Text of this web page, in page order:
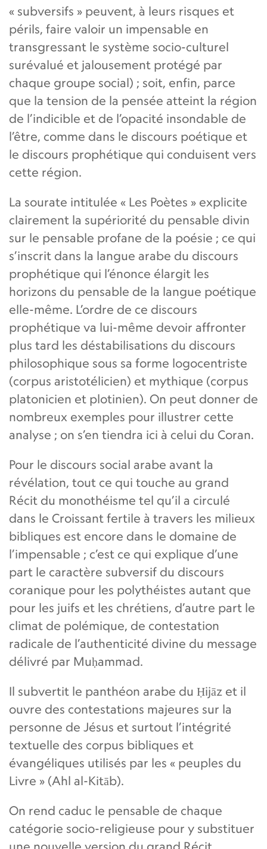
« subversifs » peuvent, à leurs risques et
périls, faire valoir un impensable en
transgressant le système socio-culturel
surévalué et jalousement protégé par
chaque groupe social) ; soit, enfin, parce
que la tension de la pensée atteint la région
de l’indicible et de l’opacité insondable de
l’être, comme dans le discours poétique et
le discours prophétique qui conduisent vers
cette région.
La sourate intitulée « Les Poètes » explicite
clairement la supériorité du pensable divin
sur le pensable profane de la poésie ; ce qui
s’inscrit dans la langue arabe du discours
prophétique qui l’énonce élargit les
horizons du pensable de la langue poétique
elle-même. L’ordre de ce discours
prophétique va lui-même devoir affronter
plus tard les déstabilisations du discours
philosophique sous sa forme logocentriste
(corpus aristotélicien) et mythique (corpus
platonicien et plotinien). On peut donner de
nombreux exemples pour illustrer cette
analyse ; on s’en tiendra ici à celui du Coran.
Pour le discours social arabe avant la
révélation, tout ce qui touche au grand
Récit du monothéisme tel qu’il a circulé
dans le Croissant fertile à travers les milieux
bibliques est encore dans le domaine de
l’impensable ; c’est ce qui explique d’une
part le caractère subversif du discours
coranique pour les polythéistes autant que
pour les juifs et les chrétiens, d’autre part le
climat de polémique, de contestation
radicale de l’authenticité divine du message
délivré par Muḥammad.
Il subvertit le panthéon arabe du Ḥijāz et il
ouvre des contestations majeures sur la
personne de Jésus et surtout l’intégrité
textuelle des corpus bibliques et
évangéliques utilisés par les « peuples du
Livre » (Ahl al-Kitāb).
On rend caduc le pensable de chaque
catégorie socio-religieuse pour y substituer